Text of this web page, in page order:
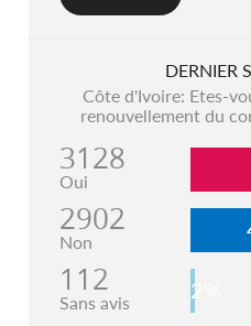
DERNIER
Côte d'Ivoire: Etes-
renouvellement du
3128
Oui
2902
Non
112
Sans avis 2%